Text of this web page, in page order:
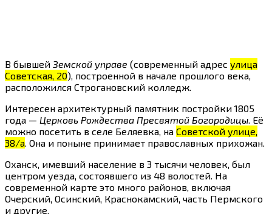
В бывшей Земской управе (современный адрес улица
Советская, 20), построенной в начале прошлого века,
расположился Строгановский колледж.
Интересен архитектурный памятник постройки 1805
года — Церковь Рождества Пресвятой Богородицы. Её
можно посетить в селе Беляевка, на Советской улице,
38/а. Она и поныне принимает православных прихожан.
Оханск, имевший население в 3 тысячи человек, был
центром уезда, состоявшего из 48 волостей. На
современной карте это много районов, включая
Очерский, Осинский, Краснокамский, часть Пермского
и другие.